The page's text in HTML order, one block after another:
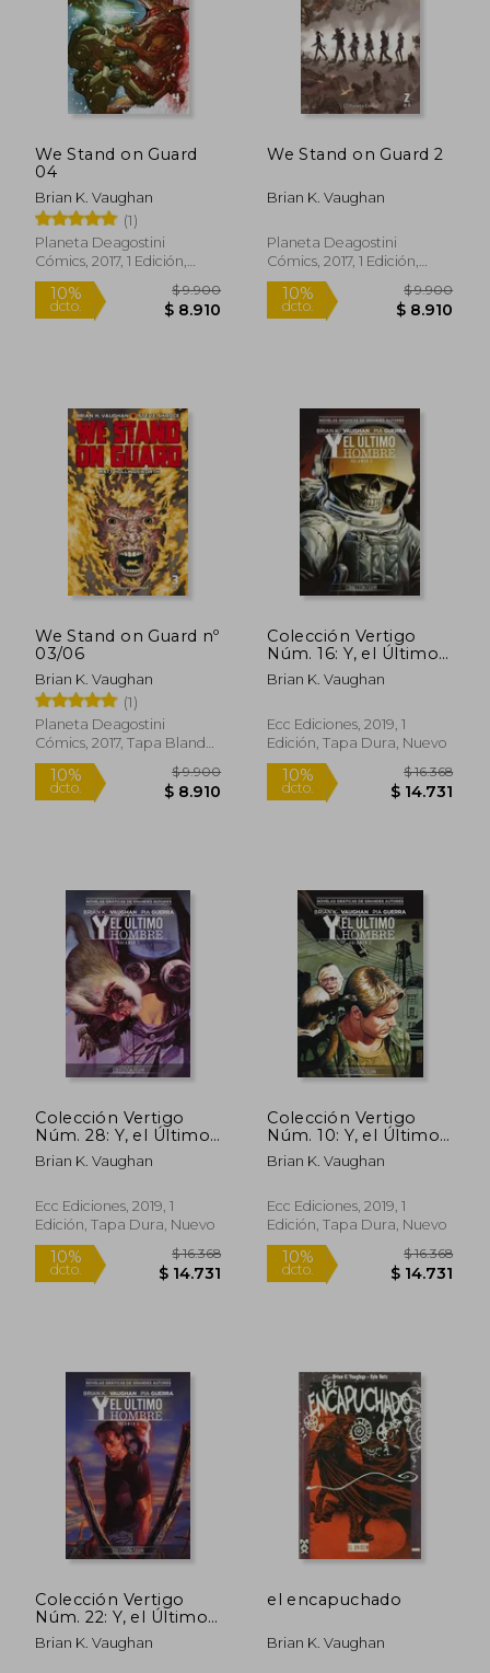
10%
dcto. dcto.
We Stand on Guard
04
Brian K. Vaughan
(1)
Planeta Deagostini
Cómics, 2017, 1 Edición,
Tapa Blanda, Nuevo
10%
dcto. $ 8.910
We Stand on Guard 2
Brian K. Vaughan
Planeta Deagostini
Cómics, 2017, 1 Edición,
Tapa Blanda, Nuevo
10%
dcto. $
We Stand on Guard nº
03/06
Brian K. Vaughan
(1)
Planeta Deagostini
Cómics, 2017, Tapa Blanda,
Nuevo
Colección Vertigo
Núm. 16: Y, el Último
Hombre 3
Brian K. Vaughan
Ecc Ediciones, 2019, 1
Edición, Tapa Dura, Nuevo
Colección Vertigo
Núm. 28: Y, el Último
Hombre 5
Brian K. Vaughan
Ecc Ediciones, 2019, 1
Edición, Tapa Dura, Nuevo
Colección Vertigo
Núm. 10: Y, el Último
Hombre 2
Brian K. Vaughan
Ecc Ediciones, 2019, 1
Edición, Tapa Dura, Nuevo
Colección Vertigo
Núm. 22: Y, el Último
Hombre 4
Brian K. Vaughan
el encapuchado
Brian K. Vaughan